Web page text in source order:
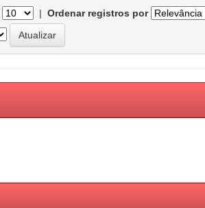
| Ordenar registros por